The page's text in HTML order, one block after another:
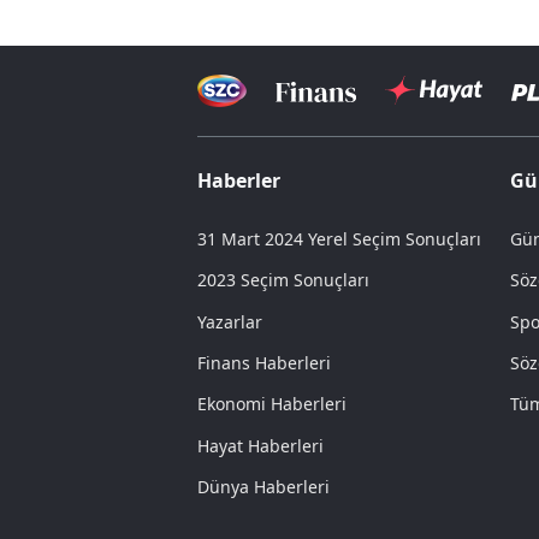
Haberler
31 Mart 2024 Yerel Seçim Sonuçları
2023 Seçim Sonuçları
Yazarlar
Finans Haberleri
Ekonomi Haberleri
Hayat Haberleri
Dünya Haberleri